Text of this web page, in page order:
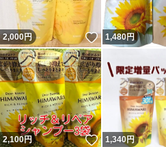
2,000円 いいね！
1,480円
2,100円 いいね！
1,340円